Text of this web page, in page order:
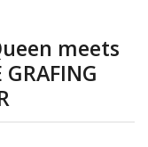
meets